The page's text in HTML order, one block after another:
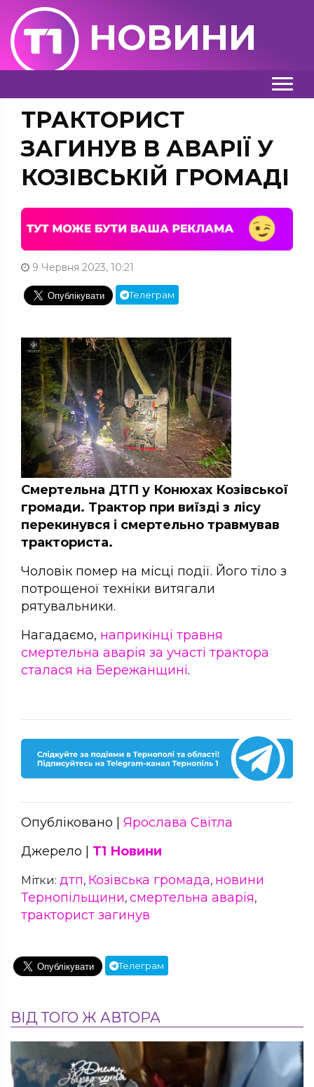
НОВИНИ
ТРАКТОРИСТ
ЗАГИНУВ В АВАРІЇ У
КОЗІВСЬКІЙ ГРОМАДІ
9 Червня 2023, 10:21
Телеграм
Смертельна ДТП у Конюхах Козівської
громади. Трактор при виїзді з лісу
перекинувся і смертельно травмував
тракториста.
Чоловік помер на місці події. Його тіло з
потрощеної техніки витягали
рятувальники.
Нагадаємо, наприкінці травня
смертельна аварія за участі трактора
сталася на Бережанщині.
Опубліковано | Ярослава Світла
Джерело | Т1 Новини
Мітки: дтп, Козівська громада, новини
Тернопільщини, смертельна аварія,
тракторист загинув
Телеграм
ВІД ТОГО Ж АВТОРА